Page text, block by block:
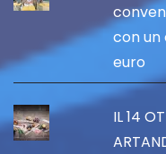
con un
euro
IL 14